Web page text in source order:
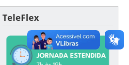
TeleFlex